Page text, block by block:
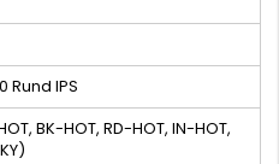
Rund IPS
BK-HOT, RD-HOT, IN-HOT,